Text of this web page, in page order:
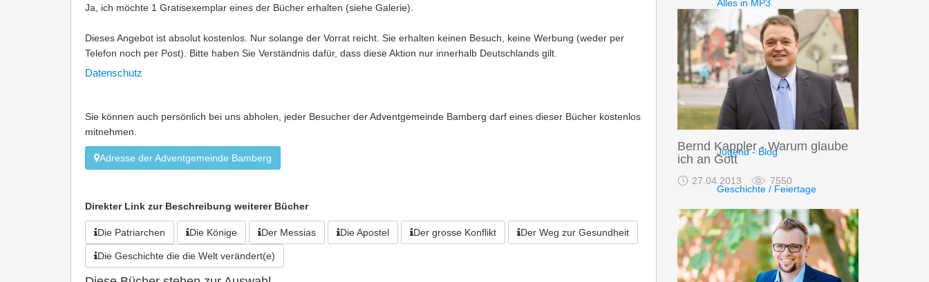
Alles in MP3
Predigten in mp3 - Blog
Predigten in mp3 - Liste
Kindergeschichten in mp3 - Blog
Jugend - Blog
Geschichte / Feiertage
Prophetie und Weltgeschichte
Silvester, Ursprung, Bedeutung
Ja , ich möchte 1 Gratisexemplar eines der Bücher erhalten (siehe Galerie).
Dieses Angebot ist absolut kostenlos. Nur solange der Vorrat reicht. Sie erhalten keinen Besuch, keine Werbung (weder per
Telefon noch per Post). Bitte haben Sie Verständnis dafür, dass diese Aktion nur innerhalb Deutschlands gilt.
Datenschutz
Sie können auch persönlich bei uns abholen, jeder Besucher der Adventgemeinde Bamberg darf eines dieser Bücher kostenlos
mitnehmen.
Adresse der Adventgemeinde Bamberg
Direkter Link zur Beschreibung weiterer Bücher
Die Patriarchen Die Könige Der Messias Die Apostel Der grosse Konflikt Der Weg zur Gesundheit
Die Geschichte die die Welt verändert(e)
Bernd Kappler - Warum glaube
ich an Gott
27.04.2013 7550